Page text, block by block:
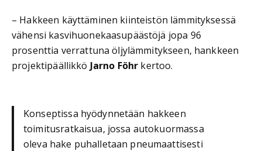
– Hakkeen käyttäminen kiinteistön lämmityksessä
vähensi kasvihuonekaasupäästöjä jopa 96
prosenttia verrattuna öljylämmitykseen, hankkeen
projektipäällikkö Jarno Föhr kertoo.
Konseptissa hyödynnetään hakkeen
toimitusratkaisua, jossa autokuormassa
oleva hake puhalletaan pneumaattisesti